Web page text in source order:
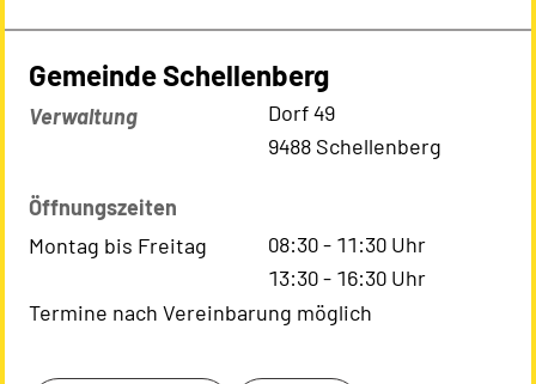
Gemeinde Schellenberg
Verwaltung
Dorf 49
9488 Schellenberg
Öffnungszeiten
Montag bis Freitag
08:30- 11:30 Uhr
13:30- 16:30 Uhr
Termine nach Vereinbarung möglich